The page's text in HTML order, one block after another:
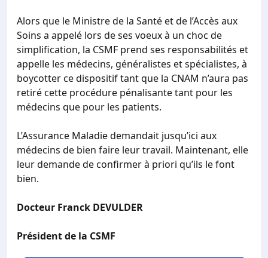
Alors que le Ministre de la Santé et de l’Accès aux
Soins a appelé lors de ses voeux à un choc de
simplification, la CSMF prend ses responsabilités et
appelle les médecins, généralistes et spécialistes, à
boycotter ce dispositif tant que la CNAM n’aura pas
retiré cette procédure pénalisante tant pour les
médecins que pour les patients.
L’Assurance Maladie demandait jusqu’ici aux
médecins de bien faire leur travail. Maintenant, elle
leur demande de confirmer à priori qu’ils le font
bien.
Docteur Franck DEVULDER
Président de la CSMF